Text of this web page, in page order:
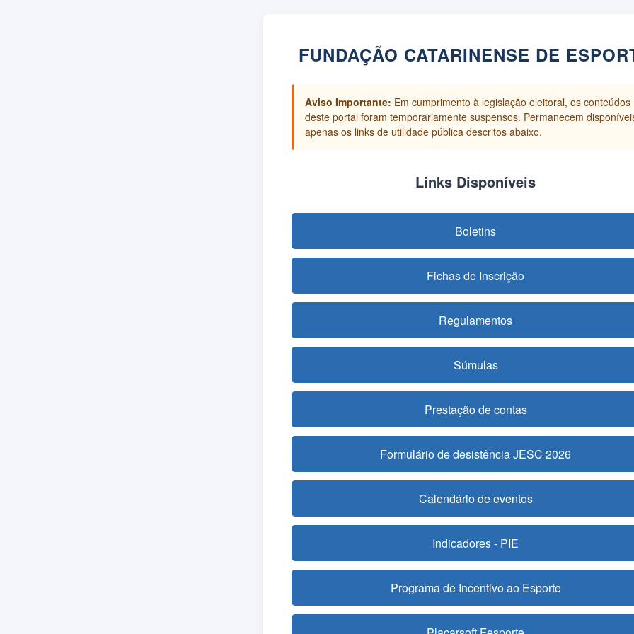
FUNDAÇÃO CATARINENSE DE
Aviso Importante: Em cumprimento à legislação eleitoral, os conteúdos
deste portal foram temporariamente suspensos. Permanecem
apenas os links de utilidade pública descritos abaixo.
Links Disponíveis
Boletins
Fichas de Inscrição
Regulamentos
Súmulas
Prestação de contas
Formulário de desistência JESC 2026
Calendário de eventos
Indicadores - PIE
Programa de Incentivo ao Esporte